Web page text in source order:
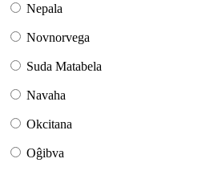
Nepala
Novnorvega
Suda Matabela
Navaha
Okcitana
Oĝibva